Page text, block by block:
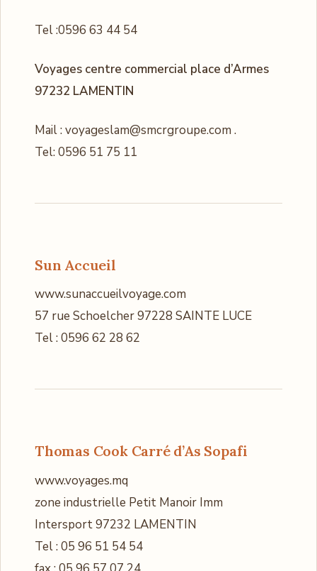
Tel :0596 63 44 54
Voyages centre commercial place d’Armes
97232 LAMENTIN
Mail : voyageslam@smcrgroupe.com .
Tel: 0596 51 75 11
Sun Accueil
www.sunaccueilvoyage.com
57 rue Schoelcher 97228 SAINTE LUCE
Tel : 0596 62 28 62
Thomas Cook Carré d’As Sopafi
www.voyages.mq
zone industrielle Petit Manoir Imm
Intersport 97232 LAMENTIN
Tel : 05 96 51 54 54